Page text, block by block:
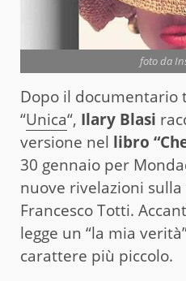
foto da
Dopo il documentario
“Unica“, Ilary Blasi
versione nel libro
30 gennaio per
nuove rivelazioni
Francesco Totti.
legge un “la mia
carattere più piccolo.